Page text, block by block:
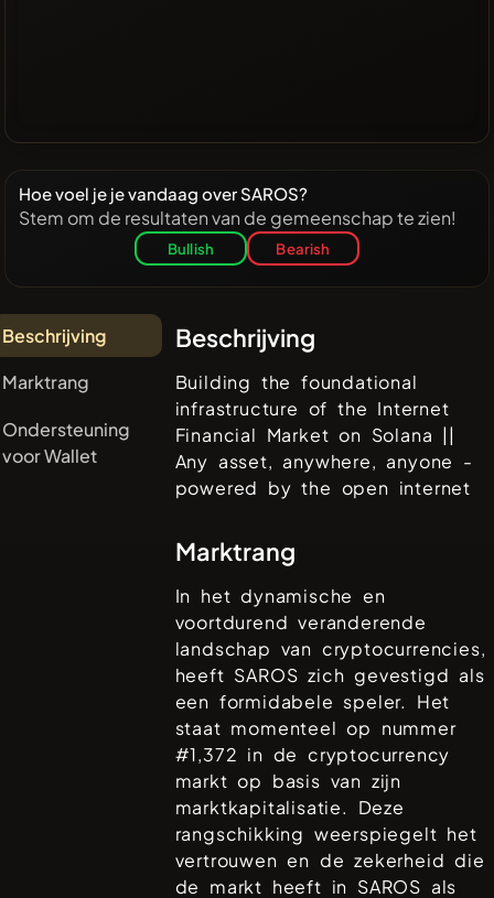
Hoe voel je je vandaag over SAROS?
Stem om de resultaten van de gemeenschap te zien!
Bullish Bearish
Beschrijving
Marktrang
Ondersteuning
voor Wallet
Beschrijving
Building the foundational
infrastructure of the Internet
Financial Market on Solana ||
Any asset, anywhere, anyone -
powered by the open internet
Marktrang
In het dynamische en
voortdurend veranderende
landschap van cryptocurrencies,
heeft SAROS zich gevestigd als
een formidabele speler. Het
staat momenteel op nummer
#1,372 in de cryptocurrency
markt op basis van zijn
marktkapitalisatie. Deze
rangschikking weerspiegelt het
vertrouwen en de zekerheid die
de markt heeft in SAROS als